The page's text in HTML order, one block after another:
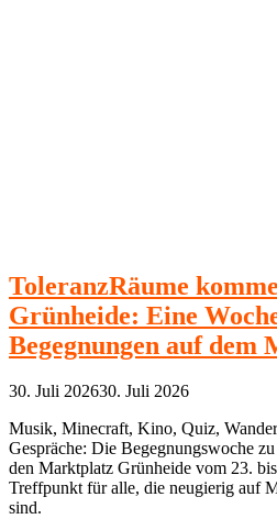
ToleranzRäume
Grünheide: Eine
Begegnungen auf dem
30. Juli 202630. Juli 2026
Musik, Minecraft, Kino, Quiz,
Gespräche: Die Begegnungswoche
den Marktplatz Grünheide vom 23.
Treffpunkt für alle, die neugierig auf
sind.